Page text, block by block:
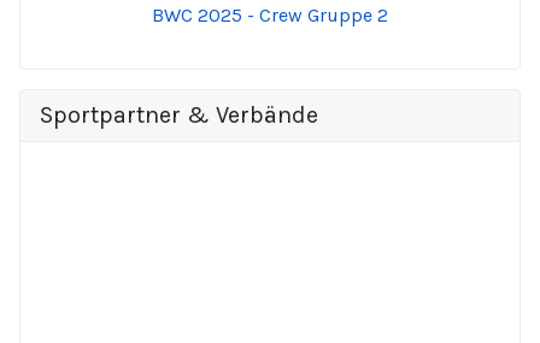
BWC 2025 - Crew Gruppe 2
Sportpartner & Verbände